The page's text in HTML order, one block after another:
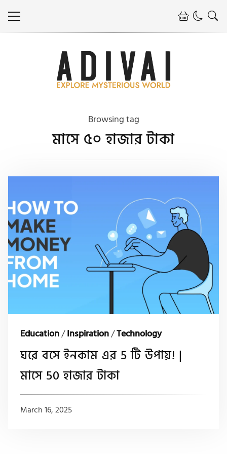
Browsing tag
মাসে ৫০ হাজার টাকা
Education/Inspiration/Technology
ঘরে বসে ইনকাম এর 5 টি উপায়! |
মাসে 50 হাজার টাকা
March 16, 2025